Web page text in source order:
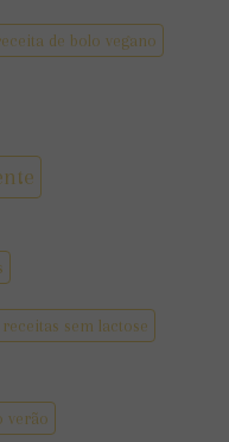
de bolo vegano
receitas sem lactose
verão